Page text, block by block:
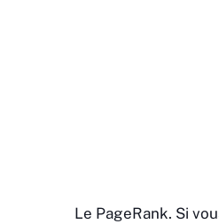
Le PageRank. Si